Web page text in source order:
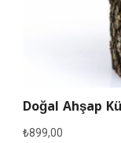
Doğal Ahşap
₺899,00